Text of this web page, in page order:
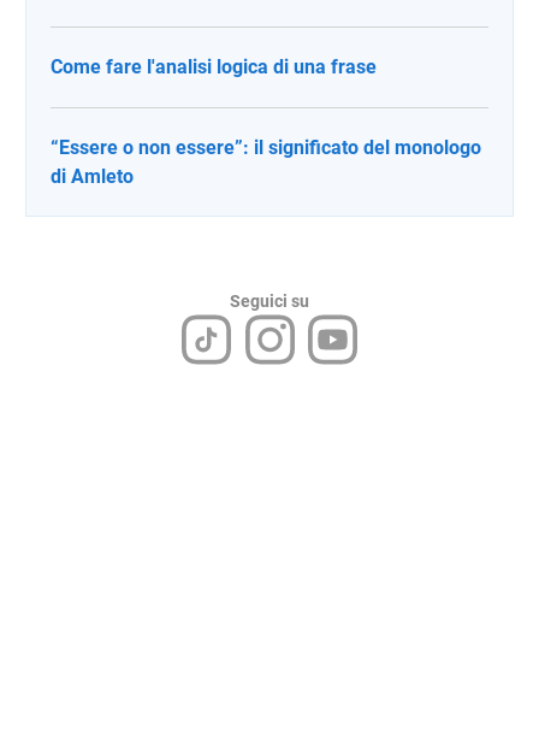
Come fare l'analisi logica di una frase
“Essere o non essere”: il significato del monologo
di Amleto
Seguici su